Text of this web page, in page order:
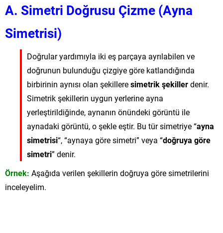
A. Simetri Doğrusu Çizme (Ayna
Simetrisi)
Doğrular yardımıyla iki eş parçaya ayrılabilen ve
doğrunun bulunduğu çizgiye göre katlandığında
birbirinin aynısı olan şekilleresimetrik şekillerdenir.
Simetrik şekillerin uygun yerlerine ayna
yerleştirildiğinde, aynanın önündeki görüntü ile
aynadaki görüntü, o şekle eştir. Bu tür simetriye “ayna
simetrisi“, “aynaya göre simetri” veya “doğruya göre
simetri” denir.
Örnek: Aşağıda verilen şekillerin doğruya göre simetrilerini
inceleyelim.